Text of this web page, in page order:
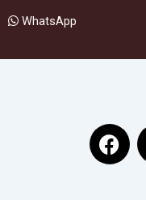
WhatsApp
F
a